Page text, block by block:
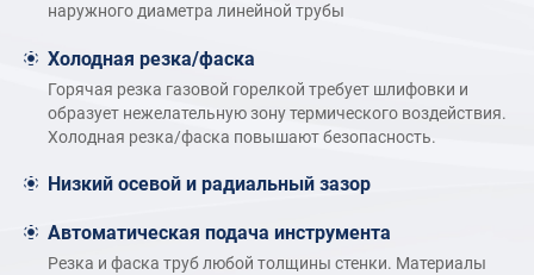
наружного диаметра линейной трубы
Холодная резка/фаска
Горячая резка газовой горелкой требует шлифовки и
образует нежелательную зону термического воздействия.
Холодная резка/фаска повышают безопасность.
Низкий осевой и радиальный зазор
Автоматическая подача инструмента
Резка и фаска труб любой толщины стенки. Материалы